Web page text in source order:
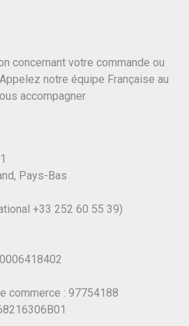
concernant votre commande ou
notre équipe Française au
accompagner
Pays-Bas
+33 252 60 55 39)
commerce : 97754188